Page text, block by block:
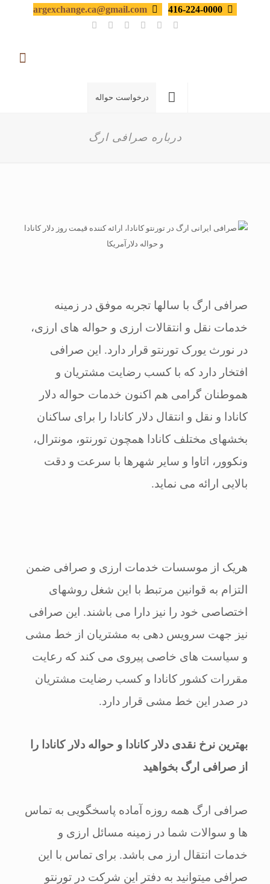
416-224-0000
argexchange.ca@gmail.com
درخواست حواله
درباره صرافی ارگ
صرافی ارگ با سالها تجربه موفق در زمینه
خدمات نقل و انتقالات ارزی و حواله های ارزی،
در نورث یورک تورنتو قرار دارد. این صرافی
افتخار دارد که با کسب رضایت مشتریان و
هموطنان گرامی هم اکنون خدمات حواله دلار
کانادا و نقل و انتقال دلار کانادا را برای ساکنان
بخشهای مختلف کانادا همچون تورنتو، مونترال،
ونکوور، اتاوا و سایر شهرها با سرعت و دقت
بالایی ارائه می نماید.
هریک از موسسات خدمات ارزی و صرافی ضمن
التزام به قوانین مرتبط با این شغل روشهای
اختصاصی خود را نیز دارا می باشند. این صرافی
نیز جهت سرویس دهی به مشتریان از خط مشی
و سیاست های خاصی پیروی می کند که رعایت
مقررات کشور کانادا و کسب رضایت مشتریان
در صدر این خط مشی قرار دارد.
بهترین نرخ نقدی دلار کانادا و حواله دلار کانادا را
از صرافی ارگ بخواهید
صرافی ارگ همه روزه آماده پاسخگویی به تماس
ها و سوالات شما در زمینه مسائل ارزی و
خدمات انتقال ارز می باشد. برای تماس با این
صرافی میتوانید به دفتر این شرکت در تورنتو